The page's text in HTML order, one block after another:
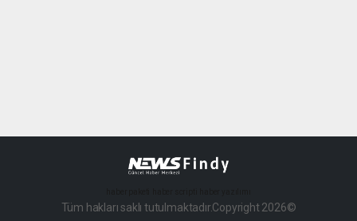
Tüm hakları saklı tutulmaktadır.Copyright 2026©